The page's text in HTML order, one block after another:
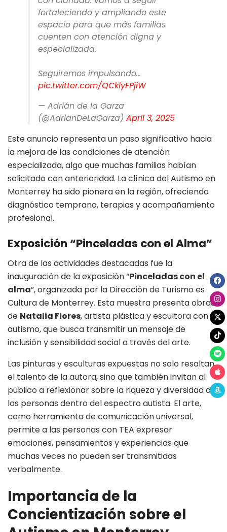
fortaleciendo y ampliando este
espacio para que más familias
cuenten con atención digna y
especializada.
Seguiremos impulsando…
pic.twitter.com/QCklyFPjiW
— Adrián de la Garza
(@AdrianDeLaGarza) April 3, 2025
Este anuncio representa un paso significativo hacia
la mejora de las condiciones de atención
especializada, algo que muchas familias habían
solicitado con anterioridad. La clínica del Autismo en
Monterrey ha sido pionera en la región, ofreciendo
diagnóstico temprano, terapias y acompañamiento
profesional.
Exposición “Pinceladas con el Alma”
Otra de las actividades destacadas fue la
inauguración de la exposición “Pinceladas con el
alma”, organizada por la Dirección de Turismo es
Cultura de Monterrey. Esta muestra presenta obras
de Natalia Flores, artista plástica y escultora con
autismo, que busca transmitir un mensaje de
inclusión y sensibilidad social a través del arte.
Las pinturas y esculturas expuestas no solo resaltan
el talento de la autora, sino que también invitan al
público a reflexionar sobre la riqueza y diversidad de
las personas dentro del espectro autista. El arte,
como herramienta de comunicación universal,
permite a las personas con TEA expresar
emociones, pensamientos y experiencias que
muchas veces no pueden ser transmitidas
verbalmente.
Importancia de la
Concientización sobre el